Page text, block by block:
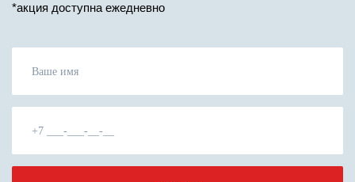
*акция доступна ежедневно